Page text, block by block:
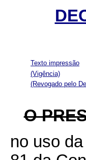
Texto impressão
(Vigência)
(Revogado pelo
O
no uso